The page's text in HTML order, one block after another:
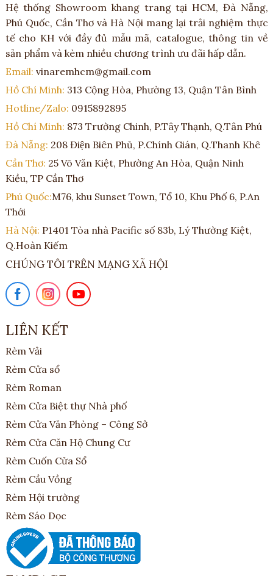
Hệ thống Showroom khang trang tại HCM, Đà Nẵng,
Phú Quốc, Cần Thơ và Hà Nội mang lại trải nghiệm thực
tế cho KH với đầy đủ mẫu mã, catalogue, thông tin về
sản phẩm và kèm nhiều chương trình ưu đãi hấp dẫn.
Email: vinaremhcm@gmail.com
Hồ Chí Minh: 313 Cộng Hòa, Phường 13, Quận Tân Bình
Hotline/Zalo: 0915892895
Hồ Chí Minh: 873 Trường Chinh, P.Tây Thạnh, Q.Tân Phú
Đà Nẵng: 208 Điện Biên Phủ, P.Chính Gián, Q.Thanh Khê
Cần Thơ: 25 Võ Văn Kiệt, Phường An Hòa, Quận Ninh
Kiều, TP Cần Thơ
Phú Quốc:M76, khu Sunset Town, Tổ 10, Khu Phố 6, P.An
Thới
Hà Nội: P1401 Tòa nhà Pacific số 83b, Lý Thường Kiệt,
Q.Hoàn Kiếm
CHÚNG TÔI TRÊN MẠNG XÃ HỘI
LIÊN KẾT
Rèm Vải
Rèm Cửa sổ
Rèm Roman
Rèm Cửa Biệt thự Nhà phố
Rèm Cửa Văn Phòng – Công Sở
Rèm Cửa Căn Hộ Chung Cư
Rèm Cuốn Cửa Sổ
Rèm Cầu Vồng
Rèm Hội trường
Rèm Sáo Dọc